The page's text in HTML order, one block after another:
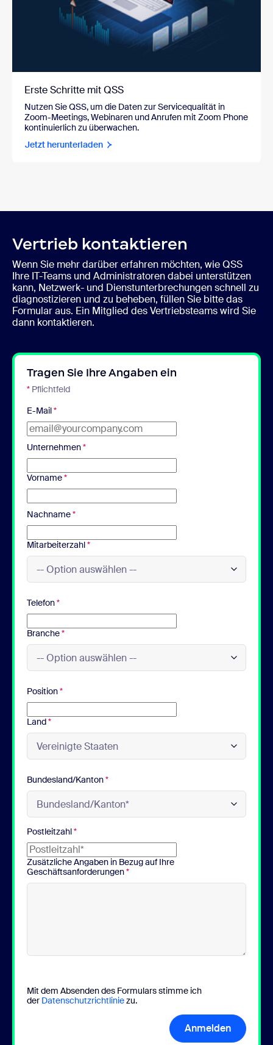
Erste Schritte mit QSS
Nutzen Sie QSS, um die Daten zur Servicequalität in
Zoom-Meetings, Webinaren und Anrufen mit Zoom Phone
kontinuierlich zu überwachen.
Jetzt herunterladen
Vertrieb kontaktieren
Wenn Sie mehr darüber erfahren möchten, wie QSS
Ihre IT-Teams und Administratoren dabei unterstützen
kann, Netzwerk- und Dienstunterbrechungen schnell zu
diagnostizieren und zu beheben, füllen Sie bitte das
Formular aus. Ein Mitglied des Vertriebsteams wird Sie
dann kontaktieren.
Tragen Sie Ihre Angaben ein
* Pflichtfeld
E-Mail*
Unternehmen*
Vorname*
Nachname*
Mitarbeiterzahl*
Telefon*
Branche*
Position*
Land*
Bundesland/Kanton*
Postleitzahl*
Zusätzliche Angaben in Bezug auf Ihre
Geschäftsanforderungen*
Mit dem Absenden des Formulars stimme ich
der Datenschutzrichtliniezu.
Anmelden